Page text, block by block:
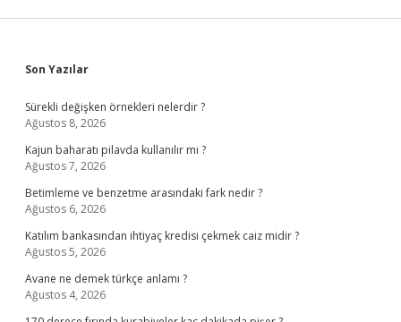
Sidebar
Son Yazılar
Sürekli değişken örnekleri nelerdir ?
Ağustos 8, 2026
Kajun baharatı pilavda kullanılır mı ?
Ağustos 7, 2026
Betimleme ve benzetme arasındaki fark nedir ?
Ağustos 6, 2026
Katılım bankasından ihtiyaç kredisi çekmek caiz midir ?
Ağustos 5, 2026
Avane ne demek türkçe anlamı ?
Ağustos 4, 2026